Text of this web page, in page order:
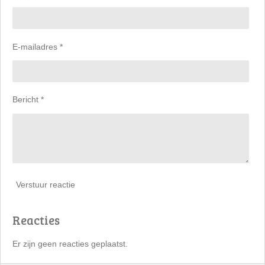
E-mailadres *
Bericht *
Verstuur reactie
Reacties
Er zijn geen reacties geplaatst.